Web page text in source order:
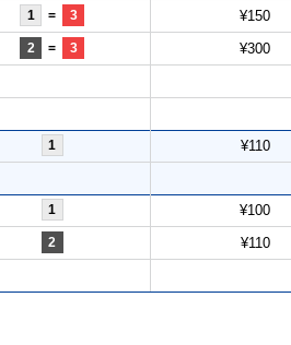
1 = 3 ¥150
2 = 3 ¥300
1 ¥110
1 ¥100
2 ¥110